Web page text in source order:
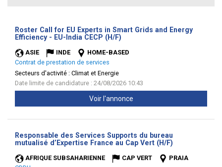
Roster Call for EU Experts in Smart Grids and Energy
Efficiency - EU-India CECP (H/F)
ASIE INDE
HOME-BASED
Contrat de prestation de services
Secteurs d'activité : Climat et Energie
Date limite de candidature : 24/08/2026 10:43
Voir l'annonce
Responsable des Services Supports du bureau
mutualisé d’Expertise France au Cap Vert (H/F)
AFRIQUE SUBSAHARIENNE CAP VERT
PRAIA